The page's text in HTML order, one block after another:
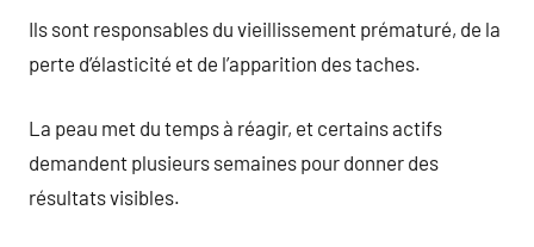
Ils sont responsables du vieillissement prématuré, de la
perte d’élasticité et de l’apparition des taches.
La peau met du temps à réagir, et certains actifs
demandent plusieurs semaines pour donner des
résultats visibles.